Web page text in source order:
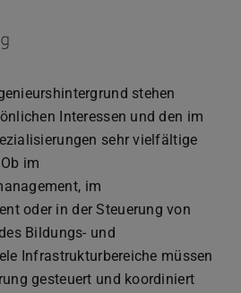
stehen
Interessen und den im
sehr vielfältige
im
im
oder in der Steuerung von
Bildungs- und
Infrastrukturbereiche müssen
gesteuert und koordiniert